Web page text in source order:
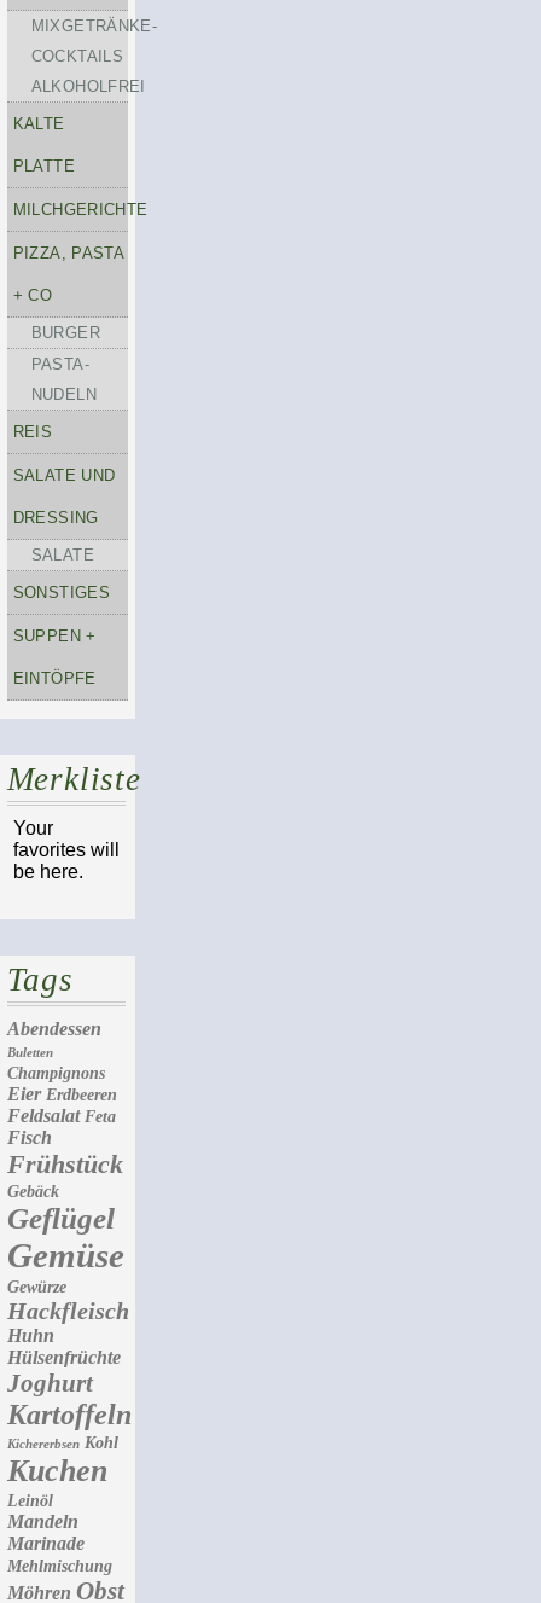
MIXGETRÄNKE-
COCKTAILS
ALKOHOLFREI
KALTE
PLATTE
MILCHGERICHTE
PIZZA, PASTA
+ CO
BURGER
PASTA-
NUDELN
REIS
SALATE UND
DRESSING
SALATE
SONSTIGES
SUPPEN +
EINTÖPFE
Merkliste
Your
favorites will
be here.
Tags
Abendessen
Buletten
Champignons
Eier Erdbeeren
Feldsalat Feta
Fisch
Frühstück
Gebäck
Geflügel
Gemüse
Gewürze
Hackfleisch
Huhn
Hülsenfrüchte
Joghurt
Kartoffeln
Kichererbsen Kohl
Kuchen
Leinöl
Mandeln
Marinade
Mehlmischung
Möhren Obst